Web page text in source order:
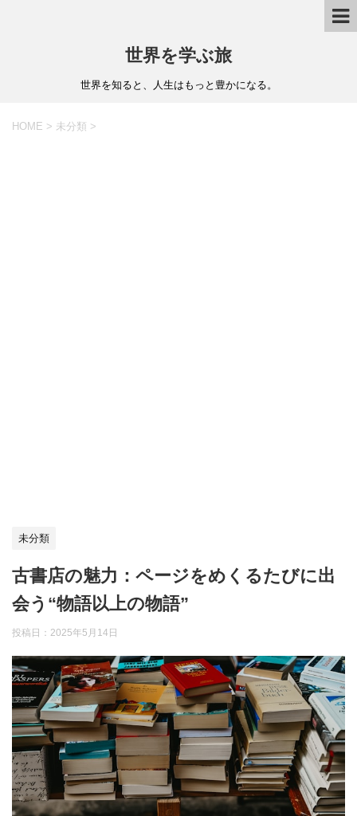
世界を学ぶ旅
世界を知ると、人生はもっと豊かになる。
HOME > 未分類 >
未分類
古書店の魅力：ページをめくるたびに出
会う“物語以上の物語”
投稿日： 2025年5月14日